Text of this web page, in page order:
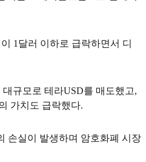
1달러 이하로 급락하면서 디
규모로 테라USD를 매도했고,
가치도 급락했다.
손실이 발생하며 암호화폐 시장